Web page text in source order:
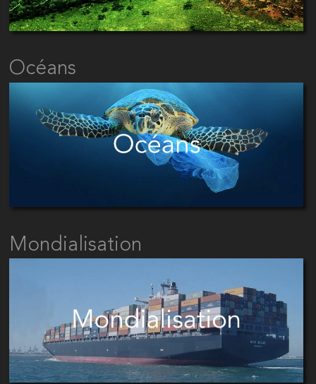
Océans
Mondialisation